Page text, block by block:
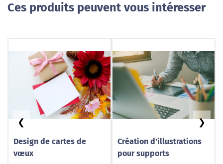
Ces produits peuvent vous intéresser
Design de cartes de
vœux
Création d'illustrations
pour supports
❮ ❯